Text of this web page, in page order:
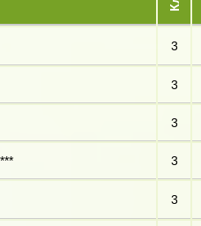
3
3
3
3
3